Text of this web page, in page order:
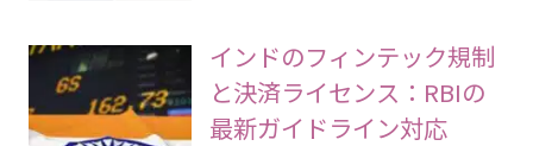
インドのフィンテック規制
と決済ライセンス：RBIの
最新ガイドライン対応